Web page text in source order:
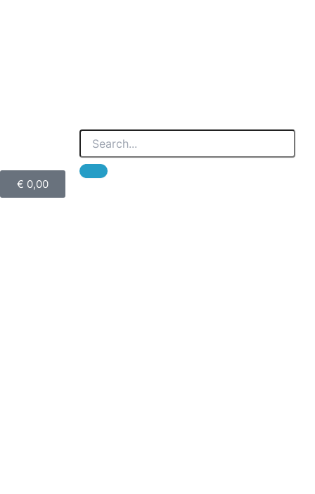
€ 0,00